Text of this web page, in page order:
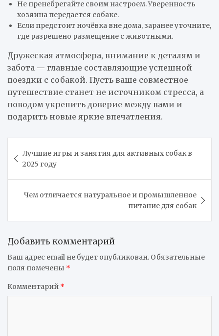
Не пренебрегайте своим настроем. Уверенность
хозяина передается собаке.
Если предстоит ночёвка вне дома, заранее уточните,
где разрешено размещение с животными.
Дружеская атмосфера, внимание к деталям и
забота — главные составляющие успешной
поездки с собакой. Пусть ваше совместное
путешествие станет не источником стресса, а
поводом укрепить доверие между вами и
подарить новые яркие впечатления.
по
записям
Лучшие игры и занятия для активных собак в
2025 году
Чем отличается натуральное и промышленное
питание для собак
Добавить комментарий
Ваш адрес email не будет опубликован. Обязательные
поля помечены *
Комментарий *